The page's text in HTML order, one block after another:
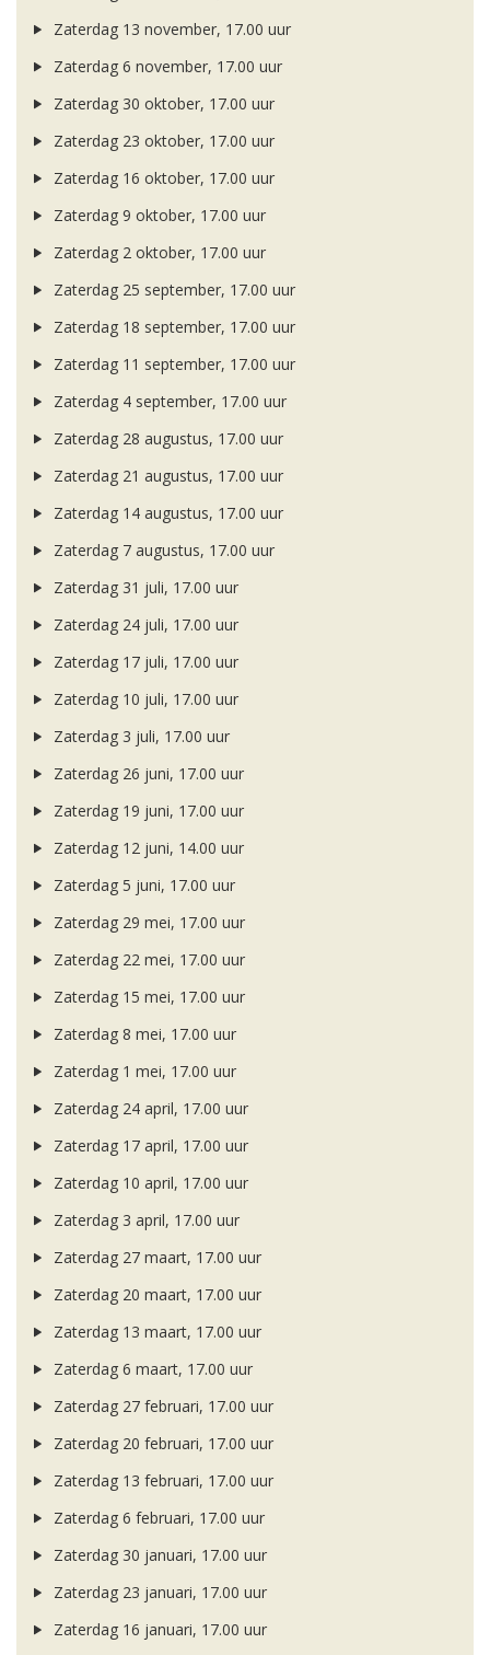
Zaterdag 13 november, 17.00 uur
Zaterdag 6 november, 17.00 uur
Zaterdag 30 oktober, 17.00 uur
Zaterdag 23 oktober, 17.00 uur
Zaterdag 16 oktober, 17.00 uur
Zaterdag 9 oktober, 17.00 uur
Zaterdag 2 oktober, 17.00 uur
Zaterdag 25 september, 17.00 uur
Zaterdag 18 september, 17.00 uur
Zaterdag 11 september, 17.00 uur
Zaterdag 4 september, 17.00 uur
Zaterdag 28 augustus, 17.00 uur
Zaterdag 21 augustus, 17.00 uur
Zaterdag 14 augustus, 17.00 uur
Zaterdag 7 augustus, 17.00 uur
Zaterdag 31 juli, 17.00 uur
Zaterdag 24 juli, 17.00 uur
Zaterdag 17 juli, 17.00 uur
Zaterdag 10 juli, 17.00 uur
Zaterdag 3 juli, 17.00 uur
Zaterdag 26 juni, 17.00 uur
Zaterdag 19 juni, 17.00 uur
Zaterdag 12 juni, 14.00 uur
Zaterdag 5 juni, 17.00 uur
Zaterdag 29 mei, 17.00 uur
Zaterdag 22 mei, 17.00 uur
Zaterdag 15 mei, 17.00 uur
Zaterdag 8 mei, 17.00 uur
Zaterdag 1 mei, 17.00 uur
Zaterdag 24 april, 17.00 uur
Zaterdag 17 april, 17.00 uur
Zaterdag 10 april, 17.00 uur
Zaterdag 3 april, 17.00 uur
Zaterdag 27 maart, 17.00 uur
Zaterdag 20 maart, 17.00 uur
Zaterdag 13 maart, 17.00 uur
Zaterdag 6 maart, 17.00 uur
Zaterdag 27 februari, 17.00 uur
Zaterdag 20 februari, 17.00 uur
Zaterdag 13 februari, 17.00 uur
Zaterdag 6 februari, 17.00 uur
Zaterdag 30 januari, 17.00 uur
Zaterdag 23 januari, 17.00 uur
Zaterdag 16 januari, 17.00 uur